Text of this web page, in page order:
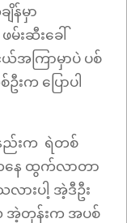
န်မှာ
ဆီးခေါ်
ယ်အကြာမှာပဲ ပစ်
ပြောပါ
ည်းက ရဲတစ်
နေ ထွက်လာတာ
ားပါ့ အဲ့ဒီဦး
အဲ့တုန်းက အပစ်